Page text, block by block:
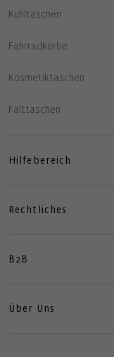
Kühltaschen
Fahrradkörbe
Kosmetiktaschen
Falttaschen
Hilfebereich
Rechtliches
B2B
Über Uns